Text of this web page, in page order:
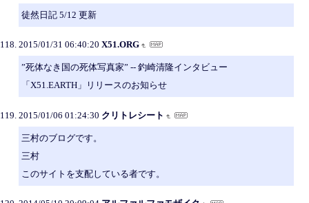
徒然日記 5/12 更新
2015/01/31 06:40:20 X51.ORG
”死体なき国の死体写真家” -- 釣崎清隆インタビュー
「X51.EARTH」リリースのお知らせ
2015/01/06 01:24:30 クリトレシート
三村のブログです。
三村
このサイトを支配している者です。